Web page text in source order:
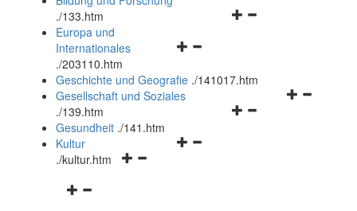
Navigationsmenü
./133.htm
Navigationsmenü
und
schließen
Europa und
Internationales
./203110.htm
Geschichte und Geografie ./141017.htm
Navigationsmenü
Gesellschaft und Soziales
./139.htm
Navigationsmenü
Gesundheit ./141.htm
Navigationsmenü
Kultur
./kultur.htm
Navigationsmenü